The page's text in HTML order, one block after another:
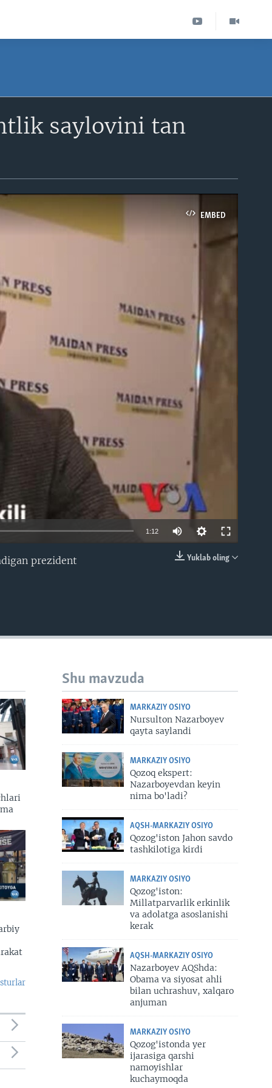
saylovini tan
EMBED
1:12
Yuklab oling
prezident
Shu mavzuda
MARKAZIY OSIYO
Nursulton Nazarboyev
qayta saylandi
MARKAZIY OSIYO
Qozoq ekspert:
Nazarboyevdan keyin
nima bo'ladi?
AQSH-MARKAZIY OSIYO
Qozog'iston Jahon savdo
tashkilotiga kirdi
MARKAZIY OSIYO
Qozog'iston:
Millatparvarlik erkinlik
va adolatga asoslanishi
kerak
AQSH-MARKAZIY OSIYO
Nazarboyev AQShda:
Obama va siyosat ahli
bilan uchrashuv, xalqaro
anjuman
MARKAZIY OSIYO
Qozog'istonda yer
ijarasiga qarshi
namoyishlar
kuchaymoqda